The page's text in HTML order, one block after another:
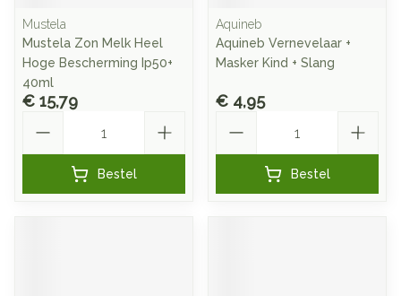
Mustela
Mustela Zon Melk Heel
Hoge Bescherming Ip50+
40ml
€ 15,79
Bestel
Aquineb
Aquineb Vernevelaar +
Masker Kind + Slang
€ 4,95
Bestel